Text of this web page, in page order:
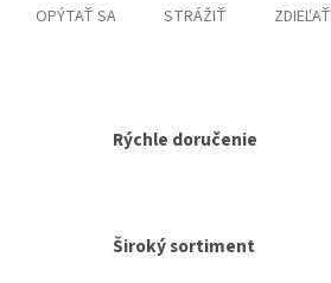
OPÝTAŤ SA STRÁŽIŤ ZDIEĽAŤ
Rýchle doručenie
Široký sortiment